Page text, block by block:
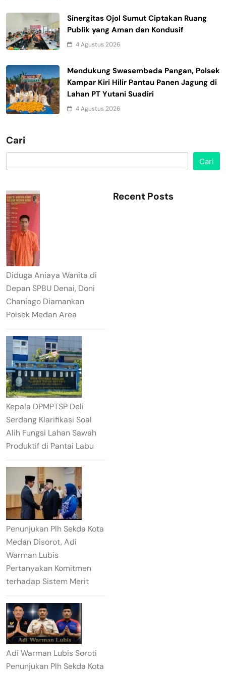
Sinergitas Ojol Sumut Ciptakan Ruang
Publik yang Aman dan Kondusif
4 Agustus 2026
Mendukung Swasembada Pangan, Polsek
Kampar Kiri Hilir Pantau Panen Jagung di
Lahan PT Yutani Suadiri
4 Agustus 2026
Cari
Cari
Diduga Aniaya Wanita di
Depan SPBU Denai, Doni
Chaniago Diamankan
Polsek Medan Area
Kepala DPMPTSP Deli
Serdang Klarifikasi Soal
Alih Fungsi Lahan Sawah
Produktif di Pantai Labu
Penunjukan Plh Sekda Kota
Medan Disorot, Adi
Warman Lubis
Pertanyakan Komitmen
terhadap Sistem Merit
Adi Warman Lubis Soroti
Penunjukan Plh Sekda Kota
Recent Posts